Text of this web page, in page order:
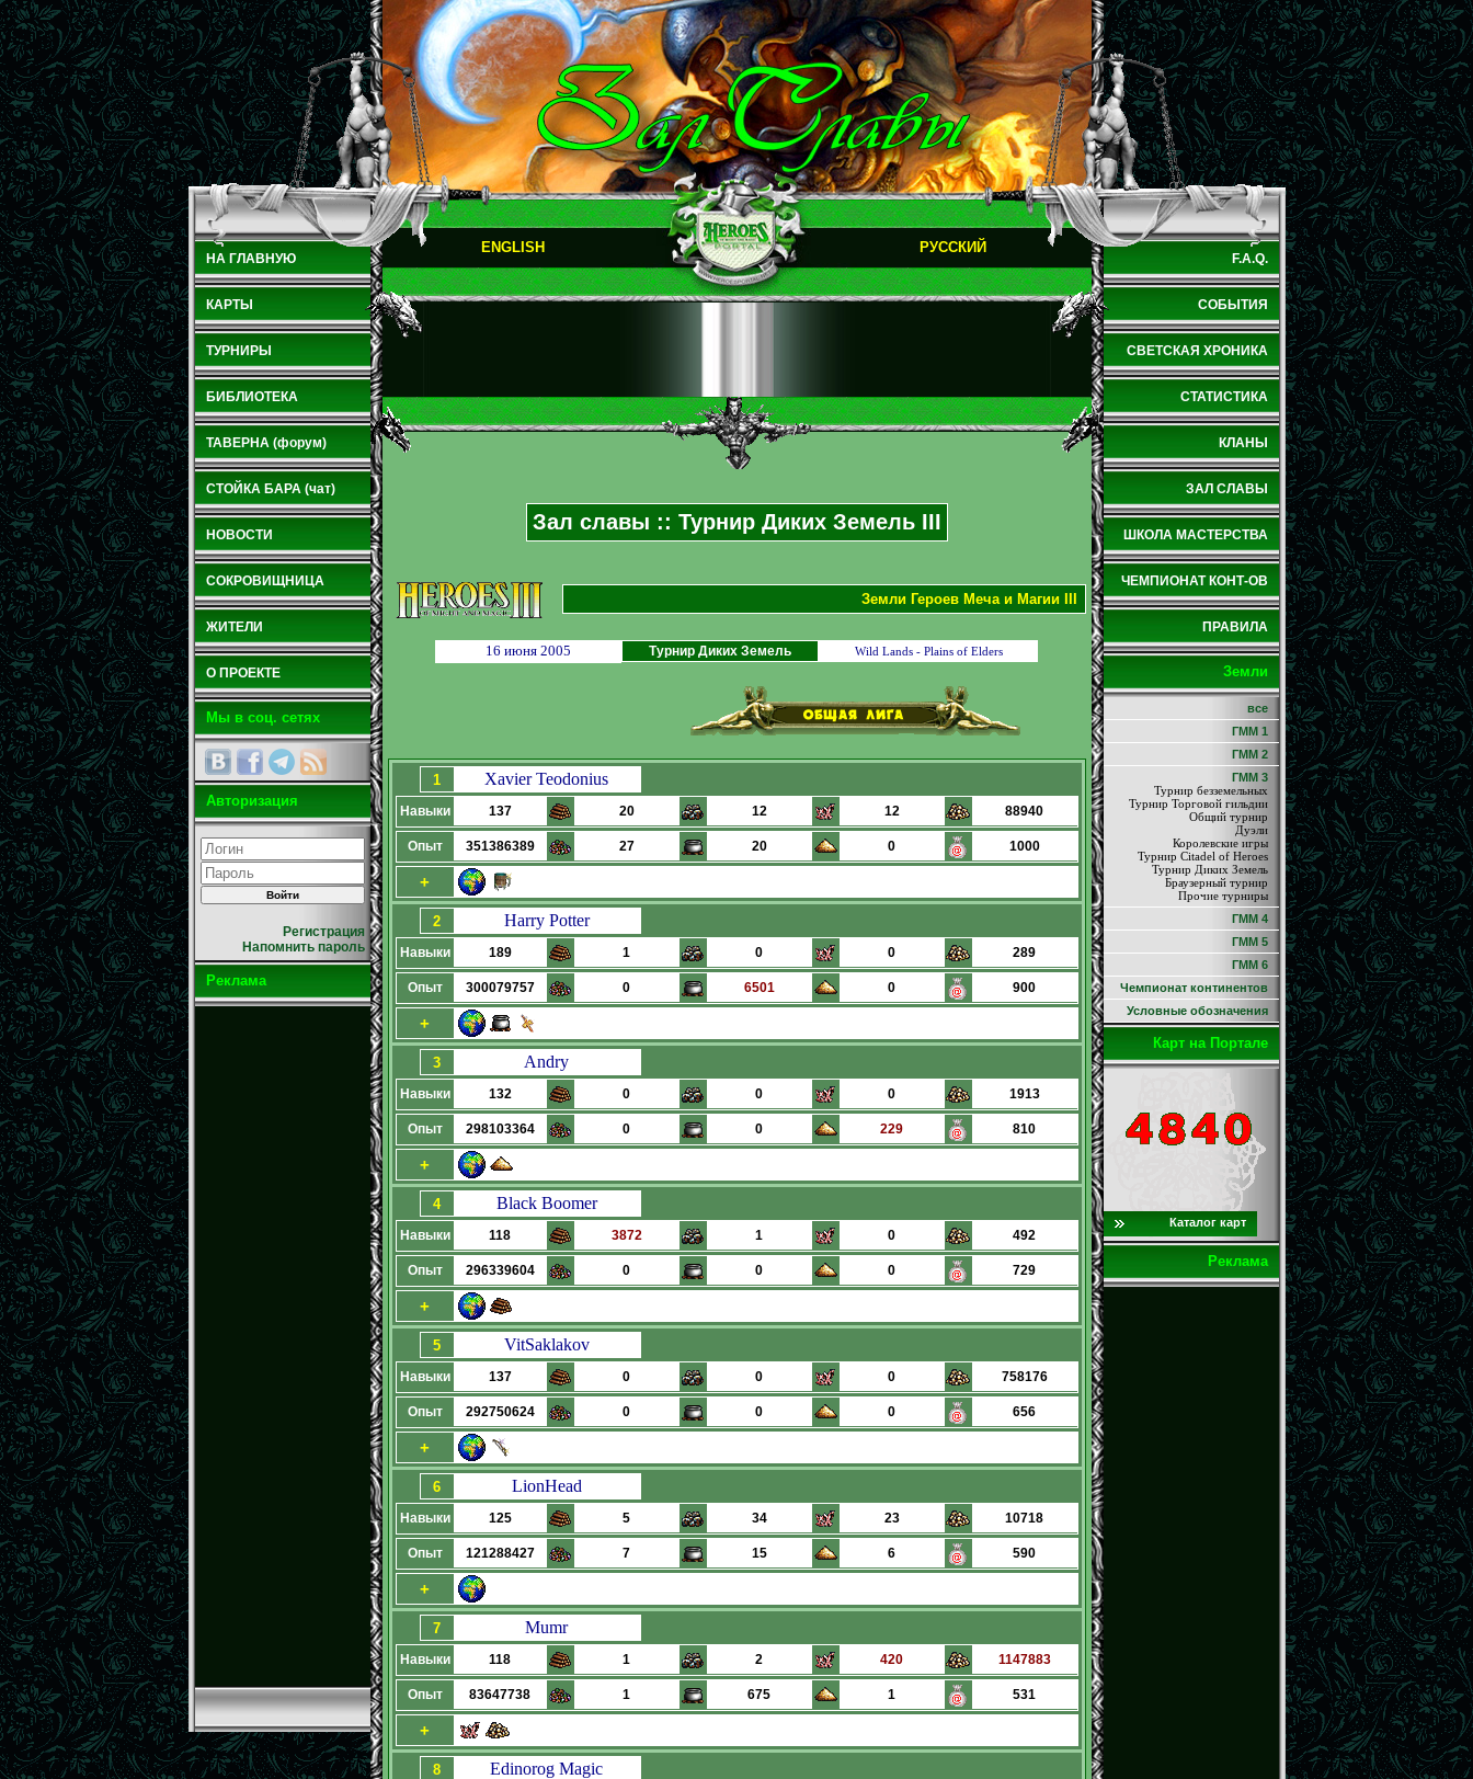
НА ГЛАВНУЮ
КАРТЫ
ТУРНИРЫ
БИБЛИОТЕКА
ТАВЕРНА (форум)
СТОЙКА БАРА (чат)
НОВОСТИ
СОКРОВИЩНИЦА
ЖИТЕЛИ
О ПРОЕКТЕ
Мы в соц. сетях
Авторизация
Регистрация
Напомнить пароль
Реклама
ENGLISH РУССКИЙ
Зал славы :: Турнир Диких Земель III
Земли Героев Меча и Магии III
16 июня 2005 Турнир Диких Земель Wild Lands - Plains of Elders
1 Xavier Teodonius
Навыки 137 20 12 12 88940
Опыт 351386389 27 20 0 1000
+
2 Harry Potter
Навыки 189 1 0 0 289
Опыт 300079757 0 6501 0 900
+
3 Andry
Навыки 132 0 0 0 1913
Опыт 298103364 0 0 229 810
+
4 Black Boomer
Навыки 118 3872 1 0 492
Опыт 296339604 0 0 0 729
+
5 VitSaklakov
Навыки 137 0 0 0 758176
Опыт 292750624 0 0 0 656
+
6 LionHead
Навыки 125 5 34 23 10718
Опыт 121288427 7 15 6 590
+
7 Mumr
Навыки 118 1 2 420 1147883
Опыт 83647738 1 675 1 531
+
8 Edinorog Magic
F.A.Q.
СОБЫТИЯ
СВЕТСКАЯ ХРОНИКА
СТАТИСТИКА
КЛАНЫ
ЗАЛ СЛАВЫ
ШКОЛА МАСТЕРСТВА
ЧЕМПИОНАТ КОНТ-ОВ
ПРАВИЛА
Земли
все
ГММ 1
ГММ 2
ГММ 3
Турнир безземельных
Турнир Торговой гильдии
Общий турнир
Дуэли
Королевские игры
Турнир Citadel of Heroes
Турнир Диких Земель
Браузерный турнир
Прочие турниры
ГММ 4
ГММ 5
ГММ 6
Чемпионат континентов
Условные обозначения
Карт на Портале
Каталог карт
Реклама